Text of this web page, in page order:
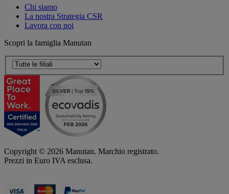
Chi siamo
La nostra Strategia CSR
Lavora con noi
Scopri la famiglia Manutan
Copyright © 2026 Manutan. Marchio registrato.
Prezzi in Euro IVA esclusa.